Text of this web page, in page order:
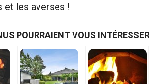
et les averses !
POURRAIENT VOUS